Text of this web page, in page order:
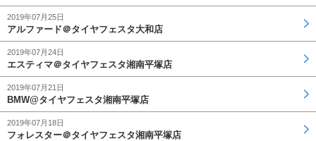
2019年07月25日
アルファード＠タイヤフェスタ大和店
2019年07月24日
エスティマ＠タイヤフェスタ湘南平塚店
2019年07月21日
BMW@タイヤフェスタ湘南平塚店
2019年07月18日
フォレスター＠タイヤフェスタ湘南平塚店